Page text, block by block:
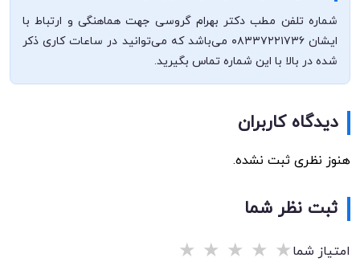
شماره تلفن مطب دکتر بهرام گروسی جهت هماهنگی و ارتباط با
ایشان ۰۸۳۳۷۲۲۱۷۳۶ می‌باشد که می‌توانید در ساعات کاری ذکر
شده در بالا با این شماره تماس بگیرید.
دیدگاه کاربران
هنوز نظری ثبت نشده.
ثبت نظر شما
امتیاز شما★
★
★
★
★